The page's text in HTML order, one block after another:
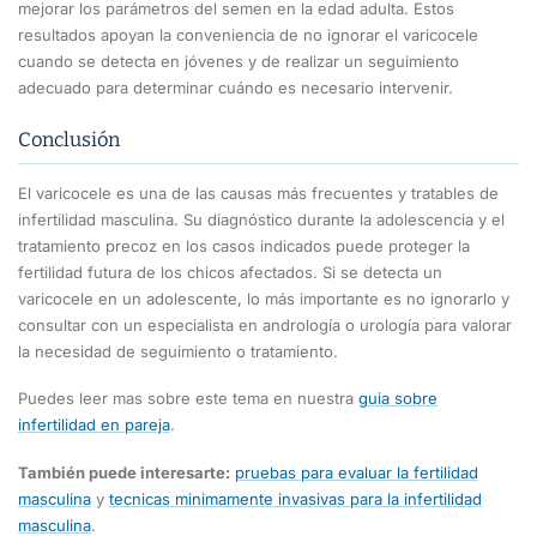
mejorar los parámetros del semen en la edad adulta. Estos
resultados apoyan la conveniencia de no ignorar el varicocele
cuando se detecta en jóvenes y de realizar un seguimiento
adecuado para determinar cuándo es necesario intervenir.
Conclusión
El varicocele es una de las causas más frecuentes y tratables de
infertilidad masculina. Su diagnóstico durante la adolescencia y el
tratamiento precoz en los casos indicados puede proteger la
fertilidad futura de los chicos afectados. Si se detecta un
varicocele en un adolescente, lo más importante es no ignorarlo y
consultar con un especialista en andrología o urología para valorar
la necesidad de seguimiento o tratamiento.
Puedes leer mas sobre este tema en nuestra guia sobre
infertilidad en pareja.
También puede interesarte: pruebas para evaluar la fertilidad
masculina y tecnicas minimamente invasivas para la infertilidad
masculina.